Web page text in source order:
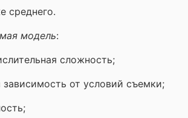
среднего.
модель:
сложность;
от условий съемки;